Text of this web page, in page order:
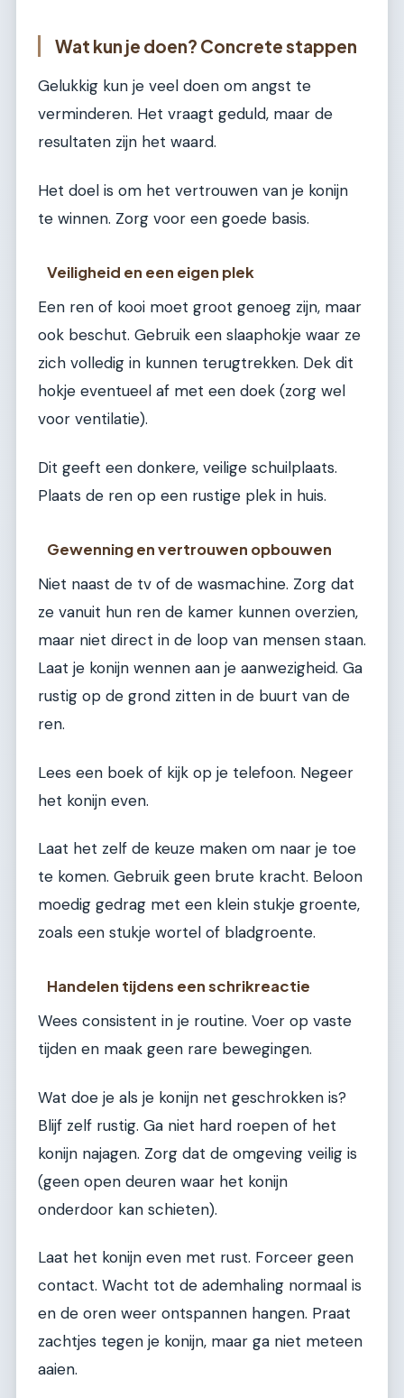
Wat kun je doen? Concrete stappen
Gelukkig kun je veel doen om angst te
verminderen. Het vraagt geduld, maar de
resultaten zijn het waard.
Het doel is om het vertrouwen van je konijn
te winnen. Zorg voor een goede basis.
Veiligheid en een eigen plek
Een ren of kooi moet groot genoeg zijn, maar
ook beschut. Gebruik een slaaphokje waar ze
zich volledig in kunnen terugtrekken. Dek dit
hokje eventueel af met een doek (zorg wel
voor ventilatie).
Dit geeft een donkere, veilige schuilplaats.
Plaats de ren op een rustige plek in huis.
Gewenning en vertrouwen opbouwen
Niet naast de tv of de wasmachine. Zorg dat
ze vanuit hun ren de kamer kunnen overzien,
maar niet direct in de loop van mensen staan.
Laat je konijn wennen aan je aanwezigheid. Ga
rustig op de grond zitten in de buurt van de
ren.
Lees een boek of kijk op je telefoon. Negeer
het konijn even.
Laat het zelf de keuze maken om naar je toe
te komen. Gebruik geen brute kracht. Beloon
moedig gedrag met een klein stukje groente,
zoals een stukje wortel of bladgroente.
Handelen tijdens een schrikreactie
Wees consistent in je routine. Voer op vaste
tijden en maak geen rare bewegingen.
Wat doe je als je konijn net geschrokken is?
Blijf zelf rustig. Ga niet hard roepen of het
konijn najagen. Zorg dat de omgeving veilig is
(geen open deuren waar het konijn
onderdoor kan schieten).
Laat het konijn even met rust. Forceer geen
contact. Wacht tot de ademhaling normaal is
en de oren weer ontspannen hangen. Praat
zachtjes tegen je konijn, maar ga niet meteen
aaien.